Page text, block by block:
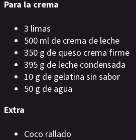
Para la crema
3 limas
500 ml de crema de leche
350 g de queso crema firme
395 g de leche condensada
10 g de gelatina sin sabor
50 g de agua
Extra
Coco rallado